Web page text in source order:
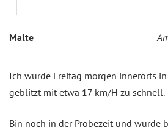
Malte
Ich wurde Freitag morgen innerorts
geblitzt mit etwa 17 km/H zu schnell.
Bin noch in der Probezeit und wurde